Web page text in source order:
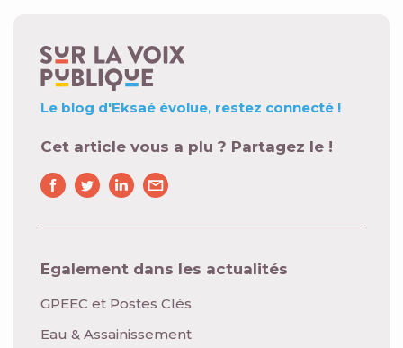
Le blog d'Eksaé évolue, restez connecté !
Cet article vous a plu ? Partagez le !
Egalement dans les actualités
GPEEC et Postes Clés
Eau & Assainissement